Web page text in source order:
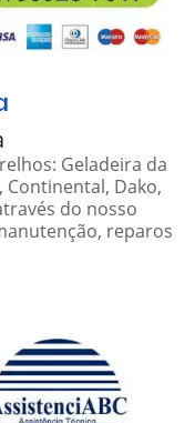
Geladeira da
Continental, Dako,
do nosso
reparos